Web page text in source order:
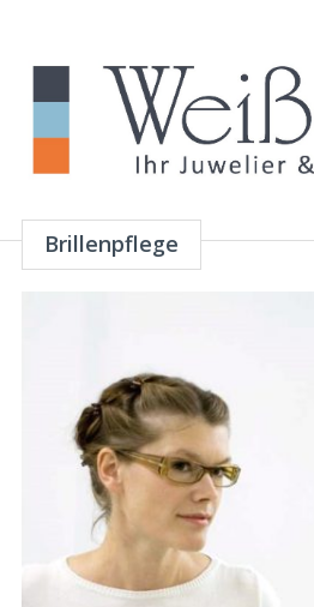
Brillenpflege